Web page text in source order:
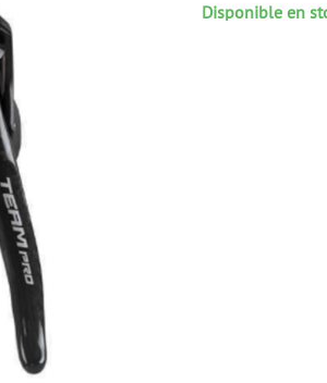
Disponible en